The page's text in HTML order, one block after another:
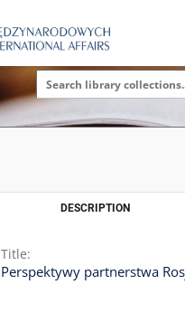
DESCRIPTION
Title:
Perspektywy partnerstwa